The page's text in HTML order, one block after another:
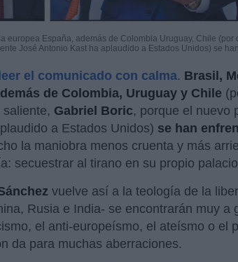
europea España, además de Colombia Uruguay, Chile
José Antonio Kast ha aplaudido a Estados Unidos) se
el comunicado con calma. Brasil,
de Colombia, Uruguay y Chile
Gabriel Boric, porque el nuevo
a Estados Unidos) se han
la maniobra menos cruenta y más
secuestrar al tirano en su propio
vuelve así a la teología de la
Rusia e India- se encontrarán muy a
el anti-europeísmo, el ateísmo o el
da para muchas aberraciones.